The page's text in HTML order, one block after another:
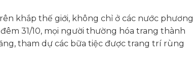
khắp thế giới, không chỉ ở các nước phương
31/10, mọi người thường hóa trang thành
tham dự các bữa tiệc được trang trí rùng